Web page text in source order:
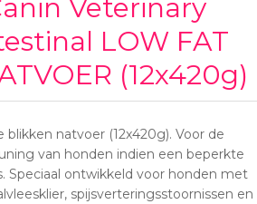
Veterinary
LOW FAT
(12x420g)
blikken natvoer (12x420g). Voor de
van honden indien een beperkte
Speciaal ontwikkeld voor honden met
spijsverteringsstoornissen en